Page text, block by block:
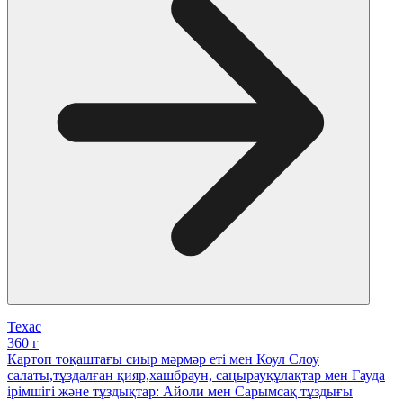
Техас
360 г
Картоп тоқаштағы сиыр мәрмәр еті мен Коул Слоу
салаты,тұздалған қияр,хашбраун, саңырауқұлақтар мен Гауда
ірімшігі және тұздықтар: Айоли мен Сарымсақ тұздығы